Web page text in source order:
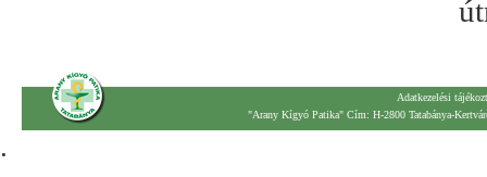
Adatkezelési
"Arany Kígyó Patika" Cím: H-2800 Tatabánya-
.